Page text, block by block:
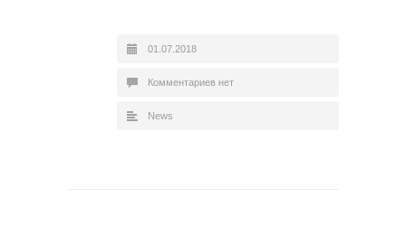
01.07.2018
Комментариев нет
News